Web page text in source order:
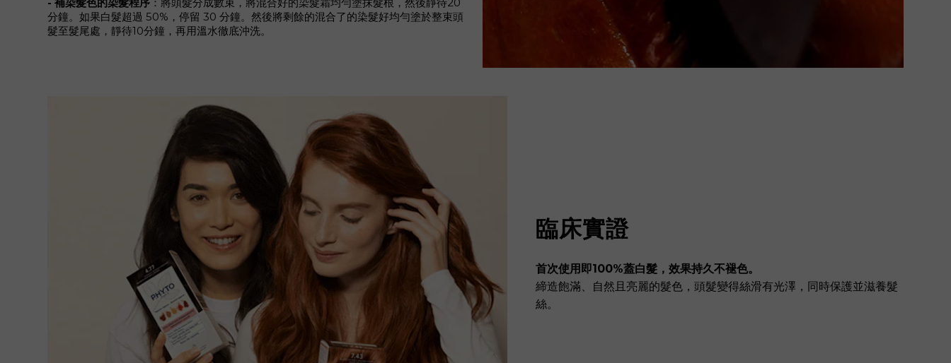
分鐘。如果白髮超過 50%，停留 30 分鐘。然後將剩餘的混合了的染髮好均勻塗於整束頭
髮至髮尾處，靜待10分鐘，再用溫水徹底沖洗。
臨床實證
首次使用即100%蓋白髮，效果持久不褪色。
締造飽滿、自然且亮麗的髮色，頭髮變得絲滑有光澤，同時保護並滋養髮
絲。